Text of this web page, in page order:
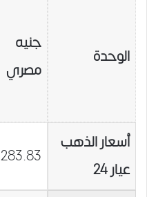
الوحدة
جنيه
مصري
أسعار الذهب
عيار 24
283.83